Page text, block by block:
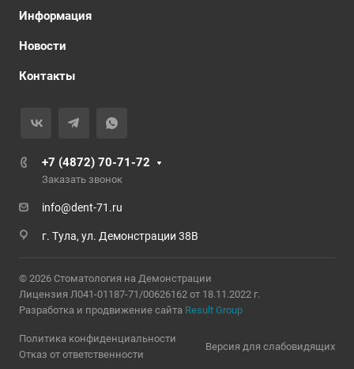
Информация
Новости
Контакты
+7 (4872) 70-71-72
Заказать звонок
info@dent-71.ru
г. Тула, ул. Демонстрации 38В
© 2026 Стоматология на Демонстрации
Лицензия Л041-01187-71/00626162 от 18.11.2022 г.
Разработка и продвижение сайта Result Group
Политика конфиденциальности
Отказ от ответственности
Версия для слабовидящих